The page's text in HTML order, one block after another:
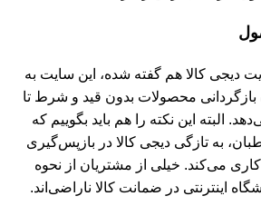
دیجی کالا هم گفته شده، این سایت به
محصولات بدون قید و شرط تا
البته این نکته را هم باید بگوییم که
به تازگی دیجی کالا در بازپس‌گیری
می‌کند. خیلی از مشتریان از نحوه
اینترنتی در ضمانت کالا ناراضی‌اند.